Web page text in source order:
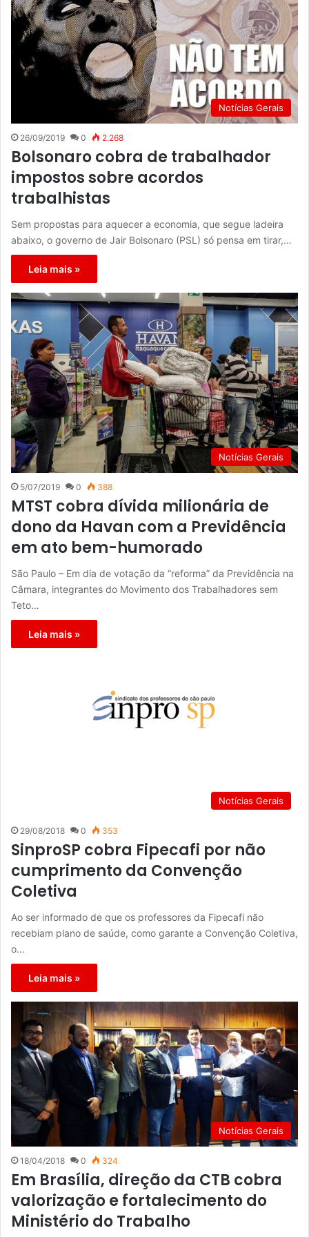
Notícias Gerais
26/09/2019 0 2.268
Bolsonaro cobra de trabalhador
impostos sobre acordos
trabalhistas
Sem propostas para aquecer a economia, que segue ladeira
abaixo, o governo de Jair Bolsonaro (PSL) só pensa em tirar,…
Leia mais »
Notícias Gerais
5/07/2019 0 388
MTST cobra dívida milionária de
dono da Havan com a Previdência
em ato bem-humorado
São Paulo – Em dia de votação da “reforma” da Previdência na
Câmara, integrantes do Movimento dos Trabalhadores sem
Teto…
Leia mais »
Notícias Gerais
29/08/2018 0 353
SinproSP cobra Fipecafi por não
cumprimento da Convenção
Coletiva
Ao ser informado de que os professores da Fipecafi não
recebiam plano de saúde, como garante a Convenção Coletiva,
o…
Leia mais »
Notícias Gerais
18/04/2018 0 324
Em Brasília, direção da CTB cobra
valorização e fortalecimento do
Ministério do Trabalho